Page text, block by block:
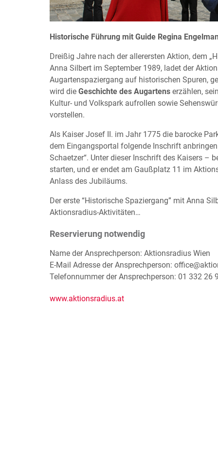
Historische Führung mit Guide Regina
Dreißig Jahre nach der allerersten Aktion, dem
Anna Silbert im September 1989, ladet der
Augartenspaziergang auf historischen Spuren,
wird die Geschichte des Augartens erzählen,
Kultur- und Volkspark aufrollen sowie
vorstellen.
Als Kaiser Josef II. im Jahr 1775 die barocke
dem Eingangsportal folgende Inschrift
Schaetzer“. Unter dieser Inschrift des Kaisers –
starten, und er endet am Gaußplatz 11 im
Anlass des Jubiläums.
Der erste “Historische Spaziergang” mit Anna
Aktionsradius-Aktivitäten…
Reservierung notwendig
Name der Ansprechperson: Aktionsradius Wien
E-Mail Adresse der Ansprechperson:
Telefonnummer der Ansprechperson: 01 332 26
www.aktionsradius.at